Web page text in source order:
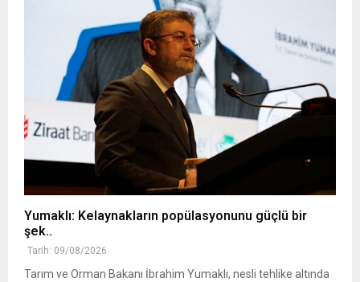
Yumaklı: Kelaynakların popülasyonunu güçlü bir
şek..
Tarih: 09/08/2026
Tarım ve Orman Bakanı İbrahim Yumaklı, nesli tehlike altında